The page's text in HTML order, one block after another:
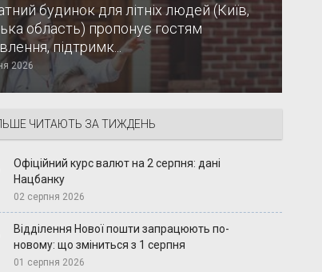
будинок для літніх людей (Київ,
область) пропонує гостям
підтримк...
2026
ЧИТАЮТЬ ЗА ТИЖДЕНЬ
Офіційний курс валют на 2 серпня: дані
Нацбанку
02 серпня 2026
Відділення Нової пошти запрацюють по-
новому: що зміниться з 1 серпня
01 серпня 2026